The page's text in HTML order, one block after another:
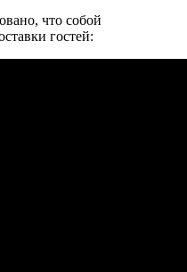
что собой
гостей: